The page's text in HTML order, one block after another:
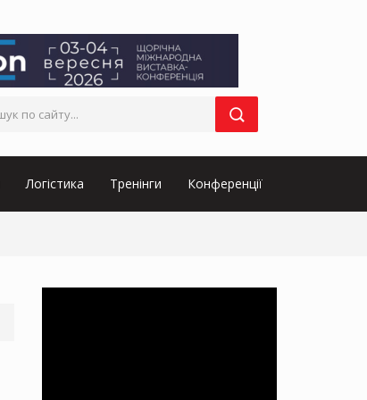
Логістика Тренінги Конференції